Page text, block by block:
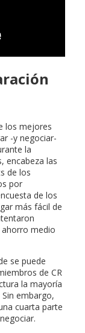
los mejores
-y negociar-
la
encabeza las
de los
por
de los
más fácil de
ahorro medio
se puede
de CR
la mayoría
embargo,
cuarta parte